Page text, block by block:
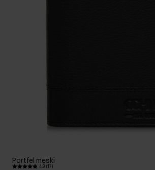
Portfel męski
4.9 (17)